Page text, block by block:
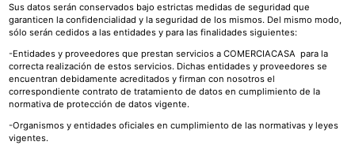
Sus datos serán conservados bajo estrictas medidas de seguridad que
garanticen la confidencialidad y la seguridad de los mismos. Del mismo modo,
sólo serán cedidos a las entidades y para las finalidades siguientes:
-Entidades y proveedores que prestan servicios a COMERCIACASA para la
correcta realización de estos servicios. Dichas entidades y proveedores se
encuentran debidamente acreditados y firman con nosotros el
correspondiente contrato de tratamiento de datos en cumplimiento de la
normativa de protección de datos vigente.
-Organismos y entidades oficiales en cumplimiento de las normativas y leyes
vigentes.